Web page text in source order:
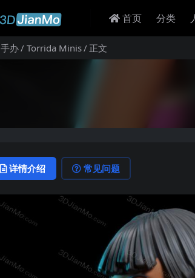
首页 分类
手办 Torrida Minis 正文
详情介绍 常见问题